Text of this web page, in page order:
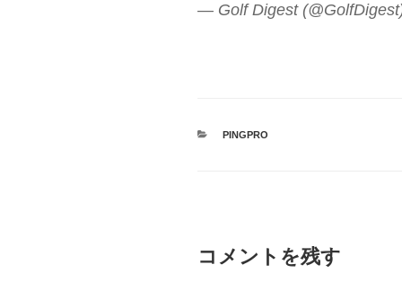
— Golf Digest
カ
PINGPRO
コメントを残す